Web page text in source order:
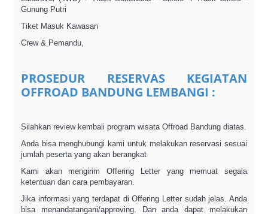
Gunung Putri
Tiket Masuk Kawasan
Crew & Pemandu,
PROSEDUR RESERVAS KEGIATAN
OFFROAD BANDUNG LEMBANGI :
Silahkan review kembali program wisata Offroad Bandung diatas.
Anda bisa menghubungi kami untuk melakukan reservasi sesuai
jumlah peserta yang akan berangkat
Kami akan mengirim Offering Letter yang memuat segala
ketentuan dan cara pembayaran.
Jika informasi yang terdapat di Offering Letter sudah jelas. Anda
bisa menandatangani/approving. Dan anda dapat melakukan